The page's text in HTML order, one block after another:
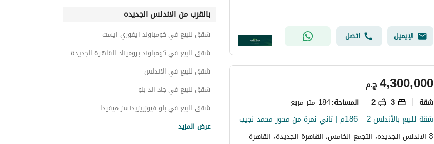
الإيميل اتصل
ج.م4,300,000
شقة 3
2 المساحة:184 متر مربع
شقة للبيع بالأندلس 2 – 186م | ثاني نمرة من محور محمد نجيب
الاندلس الجديده، التجمع الخامس، القاهرة الجديدة، القاهرة
بالقرب من الاندلس الجديده
شقق للبيع في كومباوند ايفوري ايست
شقق للبيع في كومباوند بروميناد القاهرة الجديدة
شقق للبيع في الاندلس
شقق للبيع في جاد اند بلو
شقق للبيع في بلو فيوزريزيدنسز ميفيدا
عرض المزيد